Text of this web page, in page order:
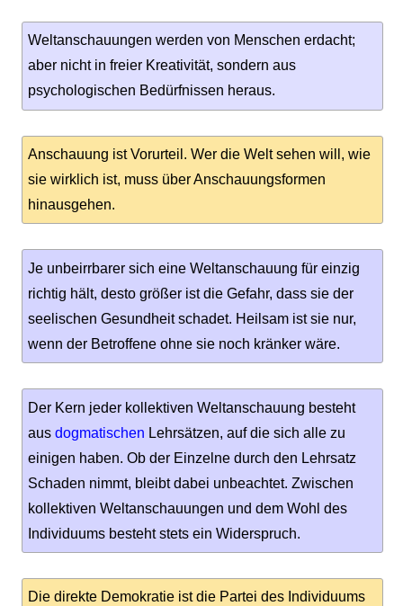
Weltanschauungen werden von Menschen erdacht;
aber nicht in freier Kreativität, sondern aus
psychologischen Bedürfnissen heraus.
Anschauung ist Vorurteil. Wer die Welt sehen will, wie
sie wirklich ist, muss über Anschauungsformen
hinausgehen.
Je unbeirrbarer sich eine Weltanschauung für einzig
richtig hält, desto größer ist die Gefahr, dass sie der
seelischen Gesundheit schadet. Heilsam ist sie nur,
wenn der Betroffene ohne sie noch kränker wäre.
Der Kern jeder kollektiven Weltanschauung besteht
ausdogmatischen Lehrsätzen, auf die sich alle zu
einigen haben. Ob der Einzelne durch den Lehrsatz
Schaden nimmt, bleibt dabei unbeachtet. Zwischen
kollektiven Weltanschauungen und dem Wohl des
Individuums besteht stets ein Widerspruch.
Die direkte Demokratie ist die Partei des Individuums